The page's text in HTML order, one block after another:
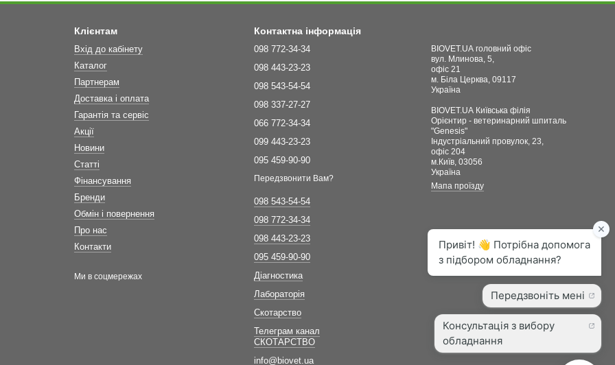
Клієнтам
Вхід до кабінету
Каталог
Партнерам
Доставка і оплата
Гарантія та сервіс
Акції
Новини
Статті
Фінансування
Бренди
Обмін і повернення
Про нас
Контакти
Ми в соцмережах
Контактна інформація
098 772-34-34
098 443-23-23
098 543-54-54
098 337-27-27
066 772-34-34
099 443-23-23
095 459-90-90
Передзвонити Вам?
098 543-54-54
098 772-34-34
098 443-23-23
095 459-90-90
Діагностика
Лабораторія
Скотарство
Телеграм канал
СКОТАРСТВО
info@biovet.ua
BIOVET.UA головний офіс
вул. Млинова, 5,
офіс 21
м. Біла Церква, 09117
Україна
BIOVET.UA Київська філія
Орієнтир - ветеринарний шпиталь
"Genesis"
Індустріальний провулок, 23,
офіс 204
м.Київ, 03056
Україна
Мапа проїзду